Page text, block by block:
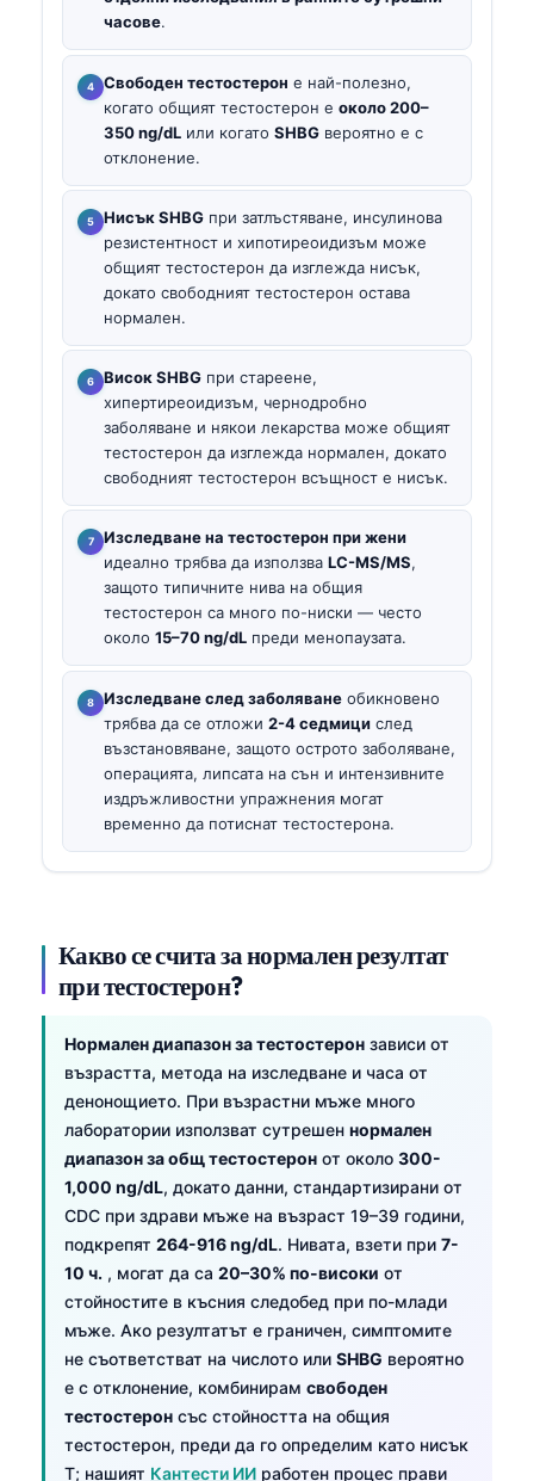
часове.
Свободен тестостерон е най-полезно,
когато общият тестостерон е около 200–
350 ng/dL или когато SHBG вероятно е с
отклонение.
Нисък SHBG при затлъстяване, инсулинова
резистентност и хипотиреоидизъм може
общият тестостерон да изглежда нисък,
докато свободният тестостерон остава
нормален.
Висок SHBG при стареене,
хипертиреоидизъм, чернодробно
заболяване и някои лекарства може общият
тестостерон да изглежда нормален, докато
свободният тестостерон всъщност е нисък.
Изследване на тестостерон при жени
идеално трябва да използва LC-MS/MS,
защото типичните нива на общия
тестостерон са много по-ниски — често
около 15–70 ng/dL преди менопаузата.
Изследване след заболяване обикновено
трябва да се отложи 2-4 седмици след
възстановяване, защото острото заболяване,
операцията, липсата на сън и интензивните
издръжливостни упражнения могат
временно да потиснат тестостерона.
Какво се счита за нормален резултат
при тестостерон?
Нормален диапазон за тестостерон зависи от
възрастта, метода на изследване и часа от
денонощието. При възрастни мъже много
лаборатории използват сутрешен нормален
диапазон за общ тестостерон от около 300-
1,000 ng/dL, докато данни, стандартизирани от
CDC при здрави мъже на възраст 19–39 години,
подкрепят 264-916 ng/dL. Нивата, взети при 7-
10 ч. , могат да са 20–30% по-високи от
стойностите в късния следобед при по-млади
мъже. Ако резултатът е граничен, симптомите
не съответстват на числото или SHBG вероятно
е с отклонение, комбинирам свободен
тестостерон със стойността на общия
тестостерон, преди да го определим като нисък
T; нашият Кантести ИИ работен процес прави